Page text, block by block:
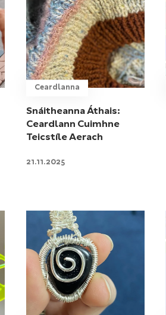
Ceardlanna
Snáitheanna Áthais:
Ceardlann Cuimhne
Teicstíle Aerach
21.11.2025